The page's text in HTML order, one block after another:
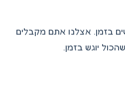
בזמן. אצלנו אתם מקבלים
יוגש בזמן.